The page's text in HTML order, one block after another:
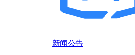
新闻公告